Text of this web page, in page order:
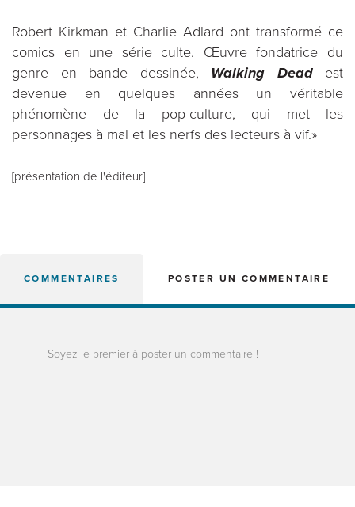
Robert Kirkman et Charlie Adlard ont transformé ce
comics en une série culte. Œuvre fondatrice du
genre en bande dessinée, Walking Deadest
devenue en quelques années un véritable
phénomène de la pop-culture, qui met les
personnages à mal et les nerfs des lecteurs à vif.»
[présentation de l'éditeur]
COMMENTAIRES POSTER UN COMMENTAIRE
Soyez le premier à poster un commentaire !